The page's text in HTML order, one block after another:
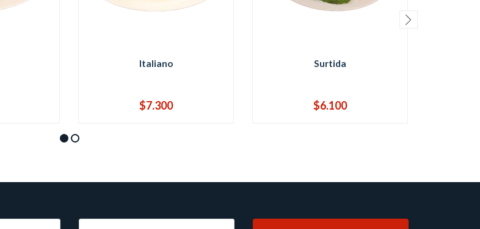
Italiano
$7.300
Surtida
$6.100